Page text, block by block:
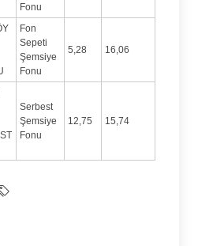
Fonu
Fon
Sepeti
Şemsiye
Fonu
5,28 16,06
Serbest
Şemsiye
Fonu
12,75 15,74